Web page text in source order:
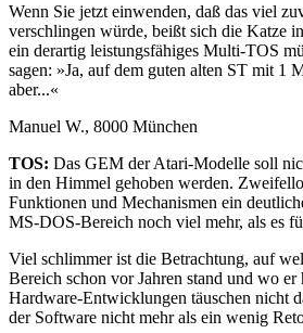
Wenn Sie jetzt einwenden, daß das viel
verschlingen würde, beißt sich die Katze
ein derartig leistungsfähiges Multi-TOS
sagen: »Ja, auf dem guten alten ST mit 1
aber...«
Manuel W., 8000 München
TOS: Das GEM der Atari-Modelle soll
in den Himmel gehoben werden.
Funktionen und Mechanismen ein
MS-DOS-Bereich noch viel mehr, als es
Viel schlimmer ist die Betrachtung, auf
Bereich schon vor Jahren stand und wo er
Hardware-Entwicklungen täuschen nicht
der Software nicht mehr als ein wenig